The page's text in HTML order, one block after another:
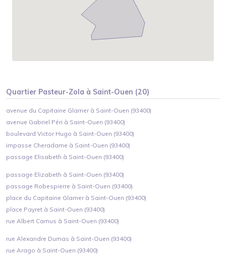
Quartier Pasteur-Zola à Saint-Ouen (20)
avenue du Capitaine Glarner à Saint-Ouen (93400)
avenue Gabriel Péri à Saint-Ouen (93400)
boulevard Victor Hugo à Saint-Ouen (93400)
impasse Cheradame à Saint-Ouen (93400)
passage Elisabeth à Saint-Ouen (93400)
passage Elizabeth à Saint-Ouen (93400)
passage Robespierre à Saint-Ouen (93400)
place du Capitaine Glarner à Saint-Ouen (93400)
place Payret à Saint-Ouen (93400)
rue Albert Camus à Saint-Ouen (93400)
rue Alexandre Dumas à Saint-Ouen (93400)
rue Arago à Saint-Ouen (93400)